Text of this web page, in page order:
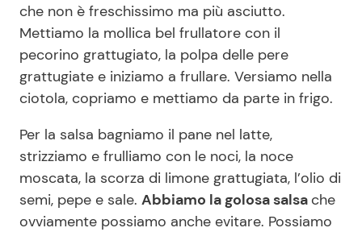
che non è freschissimo ma più asciutto.
Mettiamo la mollica bel frullatore con il
pecorino grattugiato, la polpa delle pere
grattugiate e iniziamo a frullare. Versiamo nella
ciotola, copriamo e mettiamo da parte in frigo.
Per la salsa bagniamo il pane nel latte,
strizziamo e frulliamo con le noci, la noce
moscata, la scorza di limone grattugiata, l’olio di
semi, pepe e sale. Abbiamo la golosa salsa che
ovviamente possiamo anche evitare. Possiamo